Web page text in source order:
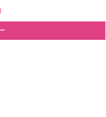
ープリンセス
ャラクター